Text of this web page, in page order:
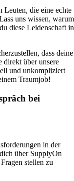
Leuten, die eine echte
uns wissen, warum
diese Leidenschaft in
dass deine
direkt über unsere
und unkompliziert
Traumjob!
bei
in der
über SupplyOn
stellen zu